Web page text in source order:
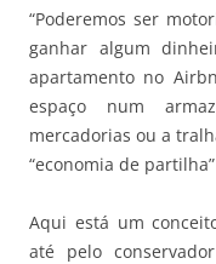
“Poderemos ser
ganhar algum
apartamento no
espaço num
mercadorias ou a
“economia de
Aqui está um
até pelo